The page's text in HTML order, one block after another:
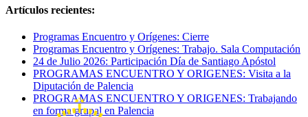
Artículos recientes:
Programas Encuentro y Orígenes: Cierre
Programas Encuentro y Orígenes: Trabajo. Sala Computación
24 de Julio 2026: Participación Día de Santiago Apóstol
PROGRAMAS ENCUENTRO Y ORIGENES: Visita a la
Diputación de Palencia
PROGRAMAS ENCUENTRO Y ORIGENES: Trabajando
en forma grupal en Palencia